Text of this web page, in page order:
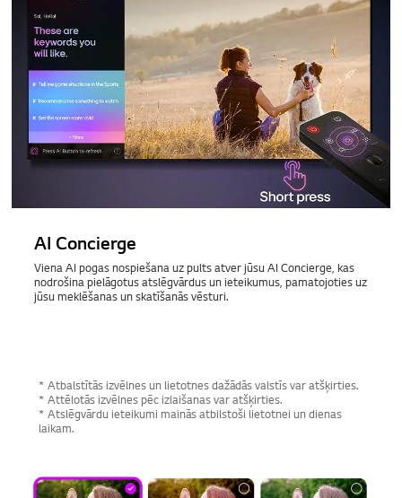
AI Concierge
Viena AI pogas nospiešana uz pults atver jūsu AI Concierge, kas
nodrošina pielāgotus atslēgvārdus un ieteikumus, pamatojoties uz
jūsu meklēšanas un skatīšanās vēsturi.
* Atbalstītās izvēlnes un lietotnes dažādās valstīs var atšķirties.
* Attēlotās izvēlnes pēc izlaišanas var atšķirties.
* Atslēgvārdu ieteikumi mainās atbilstoši lietotnei un dienas
laikam.